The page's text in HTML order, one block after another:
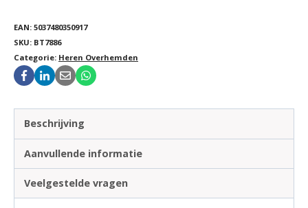
EAN: 5037480350917
SKU: BT7886
Categorie: Heren Overhemden
Beschrijving
Aanvullende informatie
Veelgestelde vragen